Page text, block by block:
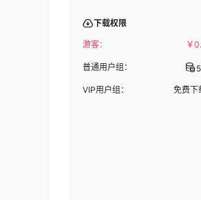
下载权限
游客： ￥
普通用户组：
VIP用户组： 免费下